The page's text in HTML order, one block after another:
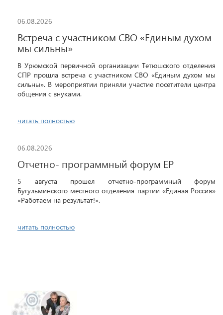
06.08.2026
Встреча с участником СВО «Единым духом
мы сильны»
В Урюмской первичной организации Тетюшского отделения
СПР прошла встреча с участником СВО «Единым духом мы
сильны». В мероприятии приняли участие посетители центра
общения с внуками.
читать полностью
06.08.2026
Отчетно- программный форум ЕР
5 августа прошел отчетно-программный форум
Бугульминского местного отделения партии «Единая Россия»
«Работаем на результат!».
читать полностью